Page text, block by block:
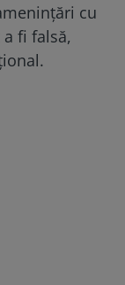
cu
fi falsă,